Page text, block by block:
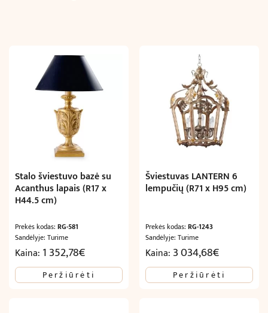
Stalo šviestuvo bazė su
Acanthus lapais (R17 x
H44.5 cm)
Prekės kodas: RG-581
Sandėlyje: Turime
Kaina: 1 352,78€
Peržiūrėti
Šviestuvas LANTERN 6
lempučių (R71 x H95 cm)
Prekės kodas:RG-1243
Sandėlyje: Turime
Kaina: 3 034,68€
Peržiūrėti